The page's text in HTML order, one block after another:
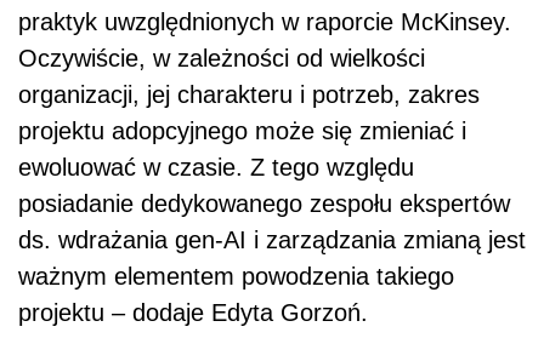
praktyk uwzględnionych w raporcie McKinsey.
Oczywiście, w zależności od wielkości
organizacji, jej charakteru i potrzeb, zakres
projektu adopcyjnego może się zmieniać i
ewoluować w czasie. Z tego względu
posiadanie dedykowanego zespołu ekspertów
ds. wdrażania gen-AI i zarządzania zmianą jest
ważnym elementem powodzenia takiego
projektu – dodaje Edyta Gorzoń.